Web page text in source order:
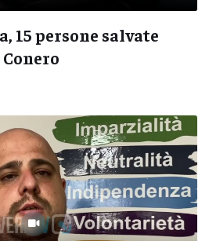
15 persone salvate